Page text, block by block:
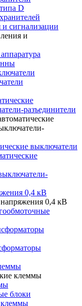
D
и сигнализации
и
разъединители
выключатели
0,4 кВ
0,4 кВ
клеммы
блоки
клеммы